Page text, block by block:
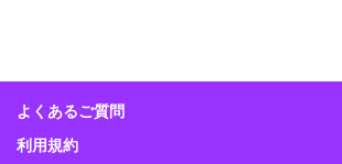
よくあるご質問
利用規約